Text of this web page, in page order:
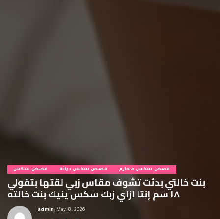
قصص سكس قصص سكس دياثة قصص سكس محارم
بنت خالتي بدئت تشوف مقاس زبي لقتها بتقولي
١٨ سم إنتا ازاي زبك سكس ينيك بنت خالته
admin May 8, 2026